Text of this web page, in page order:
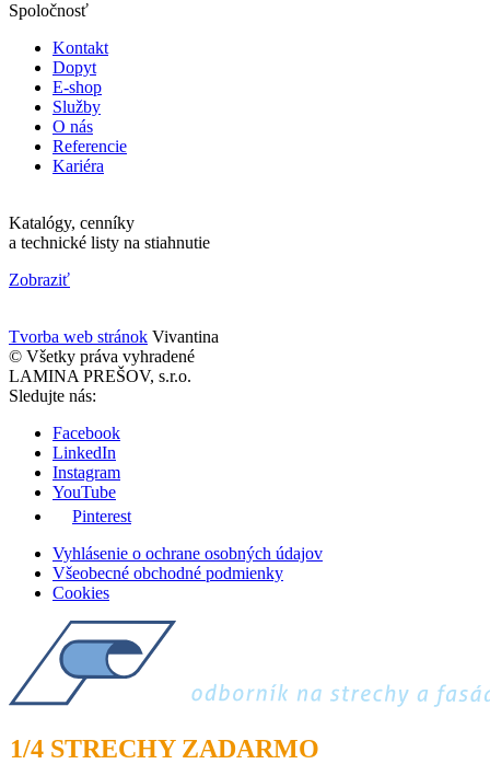
Spoločnosť
Kontakt
Dopyt
E-shop
Služby
O nás
Referencie
Kariéra
Katalógy, cenníky
a technické listy na stiahnutie
Zobraziť
Tvorba web stránok Vivantina
© Všetky práva vyhradené
LAMINA PREŠOV, s.r.o.
Sledujte nás:
Facebook
LinkedIn
Instagram
YouTube
Pinterest
Vyhlásenie o ochrane osobných údajov
Všeobecné obchodné podmienky
Cookies
1/4 STRECHY ZADARMO